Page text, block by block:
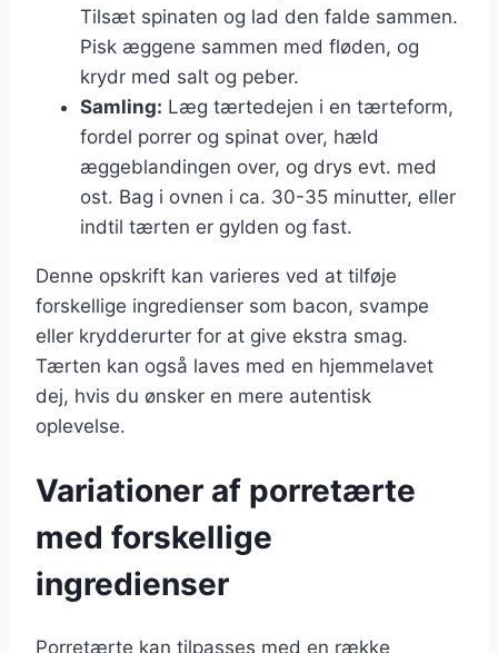
Tilsæt spinaten og lad den falde sammen.
Pisk æggene sammen med fløden, og
krydr med salt og peber.
Samling: Læg tærtedejen i en tærteform,
fordel porrer og spinat over, hæld
æggeblandingen over, og drys evt. med
ost. Bag i ovnen i ca. 30-35 minutter, eller
indtil tærten er gylden og fast.
Denne opskrift kan varieres ved at tilføje
forskellige ingredienser som bacon, svampe
eller krydderurter for at give ekstra smag.
Tærten kan også laves med en hjemmelavet
dej, hvis du ønsker en mere autentisk
oplevelse.
Variationer af porretærte
med forskellige
ingredienser
Porretærte kan tilpasses med en række